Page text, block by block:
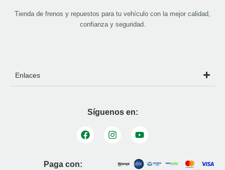
Tienda de frenos y repuestos para tu vehículo con la mejor calidad,
confianza y seguridad.
Enlaces
Síguenos en:
Paga con: